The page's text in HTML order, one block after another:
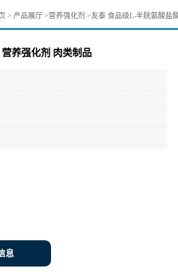
> 产品展厅 >营养强化剂 >友泰 食品级L-半胱氨酸盐
养强化剂 肉类制品
息